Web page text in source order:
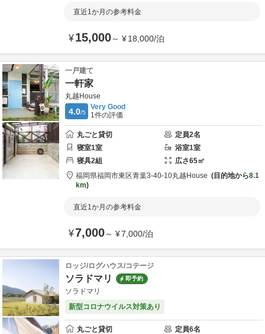
直近1か月の参考料金
¥15,000～ ¥18,000/泊
一戸建て
一軒家
丸越House
4.0/5
Very Good
1件の評価
丸ごと貸切 定員2名
寝室1室 浴室1室
寝具2組 広さ65㎡
福岡県福岡市東区青葉3-40-10丸越House 目的地から8.1
km
直近1か月の参考料金
¥7,000～ ¥7,000/泊
ロッジ/ログハウス/コテージ
ソラドマリ 即予約
ソラドマリ
新型コロナウイルス対策あり
丸ごと貸切 定員6名